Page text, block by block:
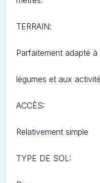
TERRAIN:
Parfaitement adapté
légumes et aux
ACCÈS:
Relativement simple
TYPE DE SOL: